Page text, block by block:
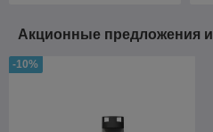
Акционные предложения
-10%